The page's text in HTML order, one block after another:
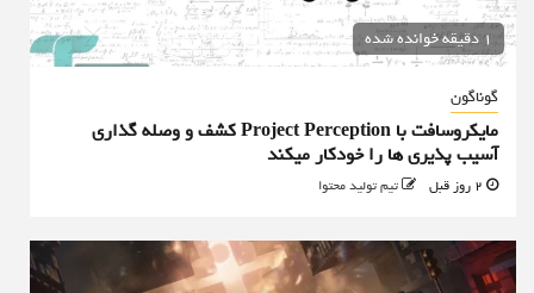
1 دقیقه خوانده شده
گوناگون
مایکروسافت با Project Perception کشف و وصله گذاری
آسیب پذیری ها را خودکار میکند
تیم تولید محتوا